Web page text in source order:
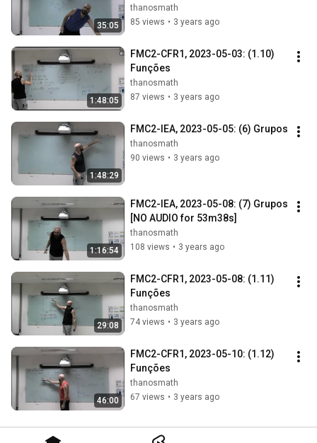
35:05
thanosmath
85 views • 3 years ago
1:48:05
FMC2-CFR1, 2023-05-03: (1.10)
Funções
thanosmath
87 views • 3 years ago
1:48:29
FMC2-IEA, 2023-05-05: (6) Grupos
thanosmath
90 views • 3 years ago
1:16:54
FMC2-IEA, 2023-05-08: (7) Grupos
[NO AUDIO for 53m38s]
thanosmath
108 views • 3 years ago
29:08
FMC2-CFR1, 2023-05-08: (1.11)
Funções
thanosmath
74 views • 3 years ago
46:00
FMC2-CFR1, 2023-05-10: (1.12)
Funções
thanosmath
67 views • 3 years ago